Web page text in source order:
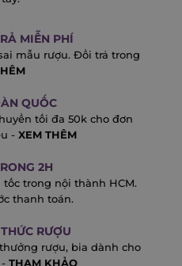
MIỄN PHÍ
mẫu rượu. Đổi trả trong
QUỐC
tối đa 50k cho đơn
- XEM THÊM
2H
tốc trong nội thành HCM.
thanh toán.
RƯỢU
rượu, bia dành cho
THAM KHẢO